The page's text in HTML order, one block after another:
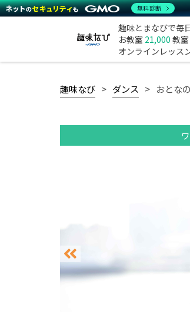
趣味とまなびで毎
お教室 21,000 教室
オンラインレッス
趣味なび ダンス おとな
無料診断